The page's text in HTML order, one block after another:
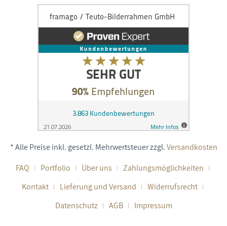
* Alle Preise inkl. gesetzl. Mehrwertsteuer zzgl.Versandkosten
FAQ
Portfolio Über uns
Zahlungsmöglichkeiten
Kontakt
Lieferung und Versand
Widerrufsrecht
Datenschutz
AGB Impressum